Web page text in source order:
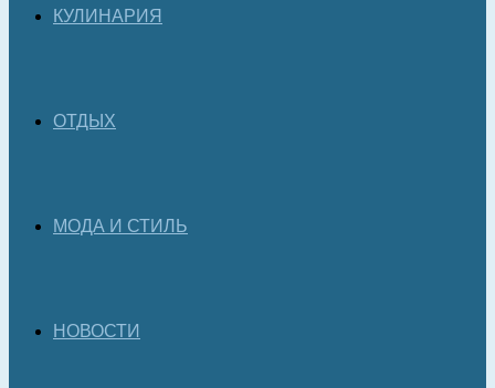
КУЛИНАРИЯ
ОТДЫХ
МОДА И СТИЛЬ
НОВОСТИ